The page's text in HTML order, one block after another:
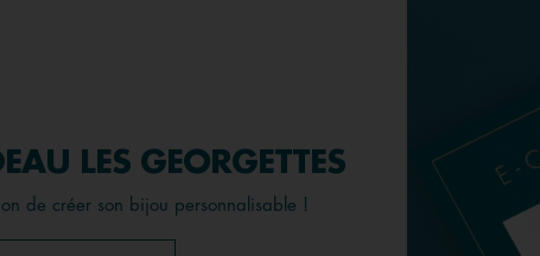
LES GEORGETTES
de créer son bijou personnalisable !